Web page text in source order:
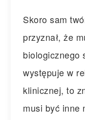
Skoro sam
przyznał, że
biologicznego
występuje w
klinicznej, to
musi być inne